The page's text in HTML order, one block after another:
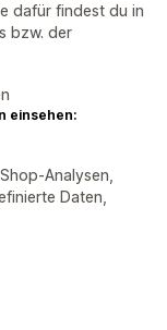
dafür findest du in
bzw. der
einsehen:
Analysen,
Daten,